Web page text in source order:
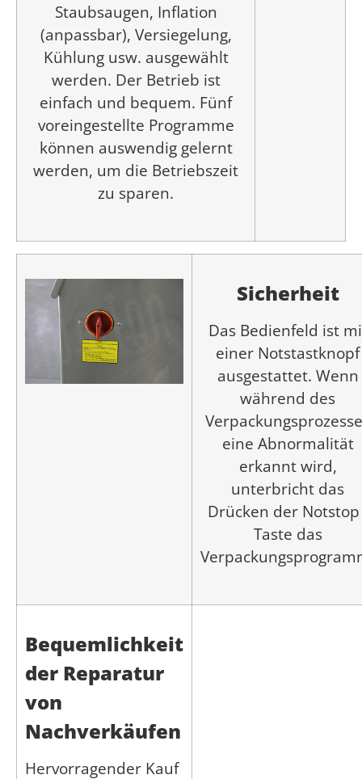
Staubsaugen, Inflation
(anpassbar), Versiegelung,
Kühlung usw. ausgewählt
werden. Der Betrieb ist
einfach und bequem. Fünf
voreingestellte Programme
können auswendig gelernt
werden, um die Betriebszeit
zu sparen.
Sicherheit
Das Bedienfeld ist
einer Notstastknopf
ausgestattet. Wenn
während des
eine Abnormalität
erkannt wird,
unterbricht das
Drücken der Notstop
Taste das
Bequemlichkeit
der Reparatur
von
Nachverkäufen
Hervorragender Kauf